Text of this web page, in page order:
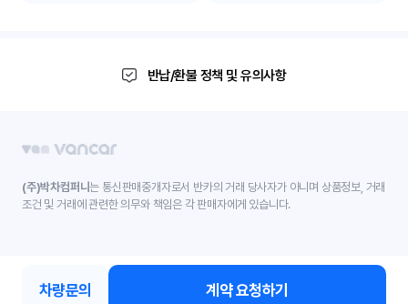
반납/환불 정책 및 유의사항
차량문의 계약 요청하기
(주)박차컴퍼니는 통신판매중개자로서 반카의 거래 당사자가 아니며 상품정보, 거래
조건 및 거래에 관련한 의무와 책임은 각 판매자에게 있습니다.